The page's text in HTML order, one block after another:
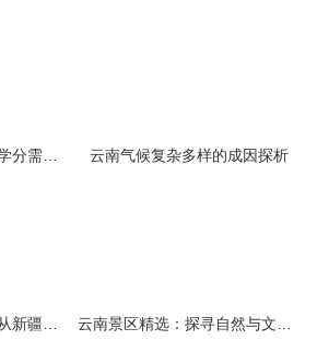
云南气候复杂多样的成因探析